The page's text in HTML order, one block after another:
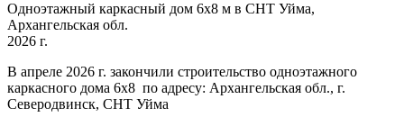
Одноэтажный каркасный дом 6х8 м в СНТ Уйма,
Архангельская обл.
2026 г.
В апреле 2026 г. закончили строительство одноэтажного
каркасного дома 6х8 по адресу: Архангельская обл., г.
Северодвинск, СНТ Уйма